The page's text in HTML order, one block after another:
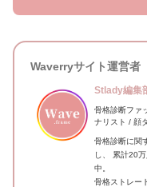
Waverryサイト運営者
Stlady編集
骨格診断ファ
ナリスト / 顔
骨格診断に関
し、 累計20
中。
骨格ストレー